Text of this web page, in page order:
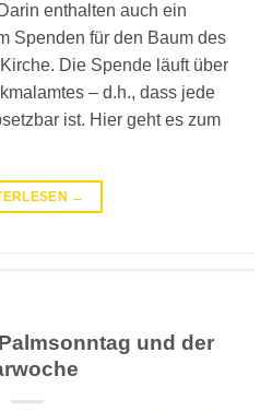
enthalten auch ein
Spenden für den Baum des
Die Spende läuft über
– d.h., dass jede
ist. Hier geht es zum
→
und der